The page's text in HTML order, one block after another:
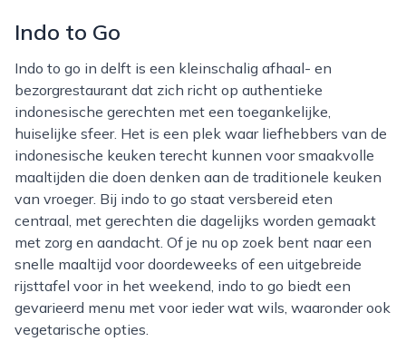
Indo to Go
Indo to go in delft is een kleinschalig afhaal- en
bezorgrestaurant dat zich richt op authentieke
indonesische gerechten met een toegankelijke,
huiselijke sfeer. Het is een plek waar liefhebbers van de
indonesische keuken terecht kunnen voor smaakvolle
maaltijden die doen denken aan de traditionele keuken
van vroeger. Bij indo to go staat versbereid eten
centraal, met gerechten die dagelijks worden gemaakt
met zorg en aandacht. Of je nu op zoek bent naar een
snelle maaltijd voor doordeweeks of een uitgebreide
rijsttafel voor in het weekend, indo to go biedt een
gevarieerd menu met voor ieder wat wils, waaronder ook
vegetarische opties.